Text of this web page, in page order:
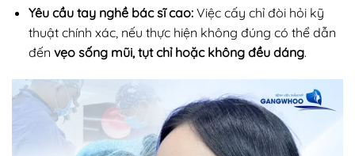
Yêu cầu tay nghề bác sĩ cao:Việc cấy chỉ đòi hỏi kỹ
thuật chính xác, nếu thực hiện không đúng có thể dẫn
đến vẹo sống mũi, tụt chỉ hoặc không đều dáng.